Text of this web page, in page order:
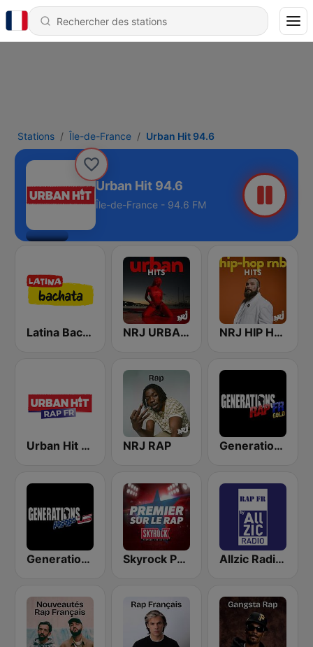
Stations Île-de-France Urban Hit 94.6
Urban Hit 94.6
Île-de-France - 94.6 FM
Latina Bachata NRJ URBAN HITS NRJ HIP HOP RNB HITS
Urban Hit Rap FR NRJ RAP Generations Rap FR Gold
Generations Rap US Skyrock Premier sur le Rap Allzic Radio RAP FR